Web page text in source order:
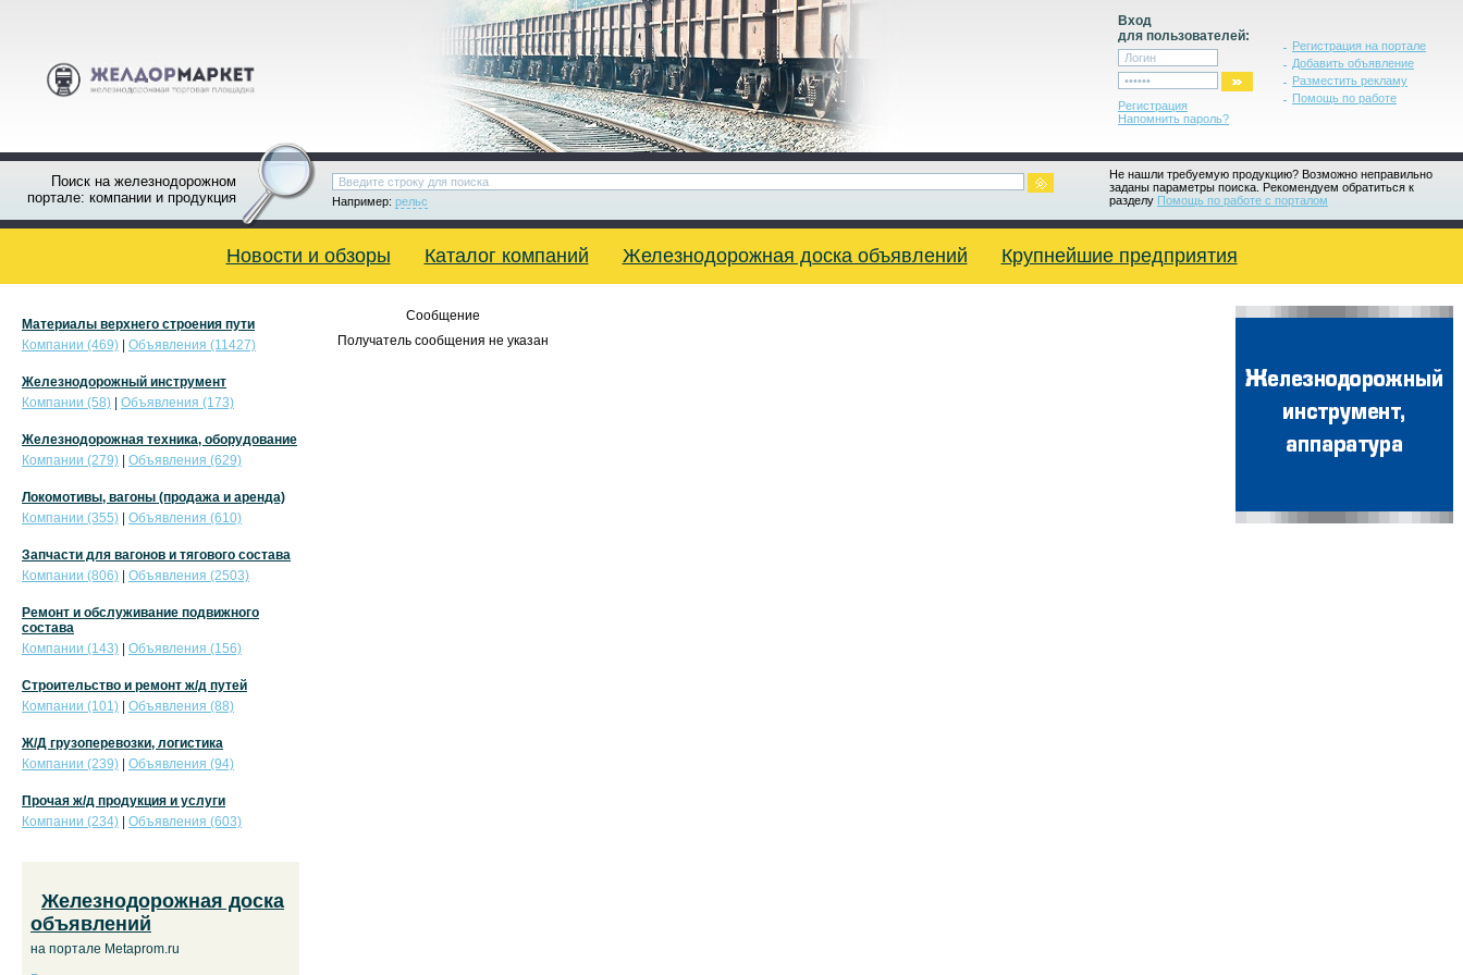
Вход
для пользователей:
Регистрация
Напомнить пароль?
Регистрация на портале
Добавить объявление
Разместить рекламу
Помощь по работе
Поиск на железнодорожном
портале: компании и продукция
Не нашли требуемую продукцию? Возможно неправильно
заданы параметры поиска. Рекомендуем обратиться к
разделу Помощь по работе с порталом
Например: рельс
Новости и обзоры Каталог компаний Железнодорожная доска объявлений Крупнейшие предприятия
Сообщение
Получатель сообщения не указан
Материалы верхнего строения пути
Компании (469)
Объявления (11427)
Железнодорожный инструмент
Компании (58)
Объявления (173)
Железнодорожная техника, оборудование
Компании (279)
Объявления (629)
Локомотивы, вагоны (продажа и аренда)
Компании (355)
Объявления (610)
Запчасти для вагонов и тягового состава
Компании (806)
Объявления (2503)
Ремонт и обслуживание подвижного
состава
Компании (143)
Объявления (156)
Строительство и ремонт ж/д путей
Компании (101)
Объявления (88)
Ж/Д грузоперевозки, логистика
Компании (239)
Объявления (94)
Прочая ж/д продукция и услуги
Компании (234)
Объявления (603)
Железнодорожная доска
объявлений
на портале Metaprom.ru